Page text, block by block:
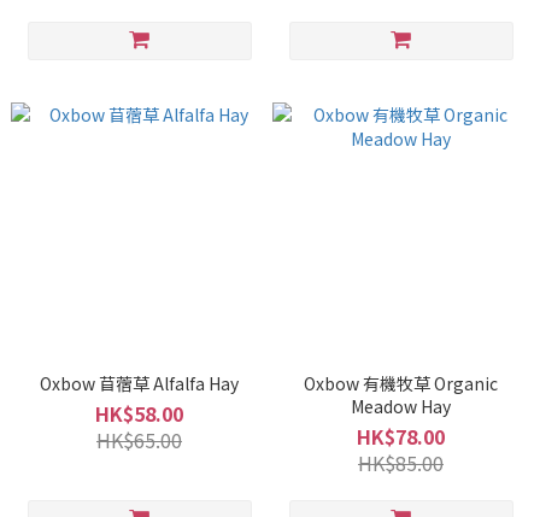
Oxbow 苜蓿草 Alfalfa Hay
HK$58.00
HK$65.00
Oxbow 有機牧草 Organic
Meadow Hay
HK$78.00
HK$85.00